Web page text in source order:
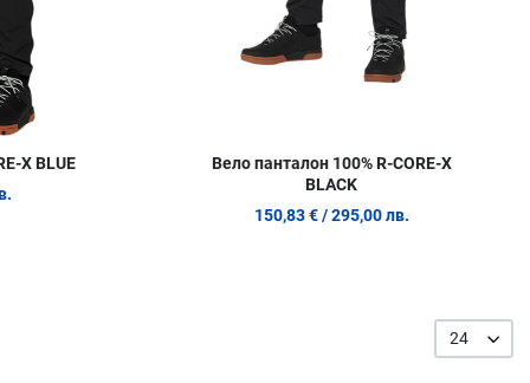
X BLUE
Вело панталон 100% R-CORE-X
BLACK
150,83 € / 295,00 лв.
24